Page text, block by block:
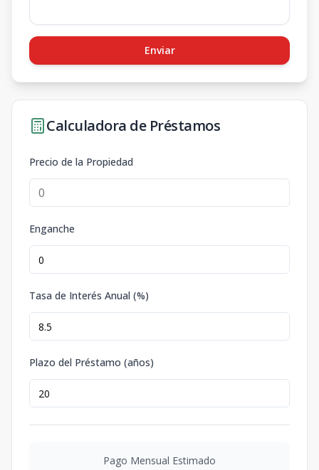
Enviar
Calculadora de Préstamos
Precio de la Propiedad
Enganche
Tasa de Interés Anual (%)
Plazo del Préstamo (años)
Pago Mensual Estimado